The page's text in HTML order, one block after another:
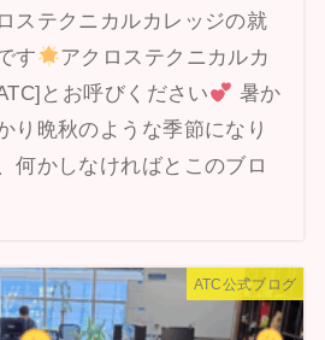
ステクニカルカレッジの就
す
アクロステクニカルカ
とお呼びください
暑か
り晩秋のような季節になり
何かしなければとこのブロ
ATC公式ブログ